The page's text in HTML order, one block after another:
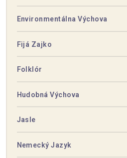
Environmentálna Výchova
Fijá Zajko
Folklór
Hudobná Výchova
Jasle
Nemecký Jazyk